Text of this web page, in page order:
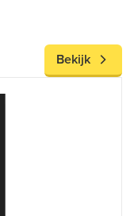
Bekijk